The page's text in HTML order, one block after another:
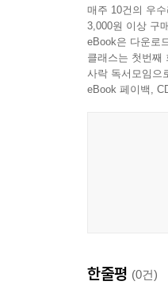
2. 결혼이주여
Ⅱ. 결혼이주여성과
1. 결혼이주여
2. 소수자로서
Ⅲ. 결혼이주여성의
제8장 일본군 위
처지에 있는
그러나 역사적
내란, 사회 갈
모습을 보여주
한 국가 내에
제시하고, 장
매주 10건의 우
3,000원 이상 구
eBook은 다운로
클래스는 첫번째
사락 독서모임으
eBook 페이백,
한줄평 (0건)